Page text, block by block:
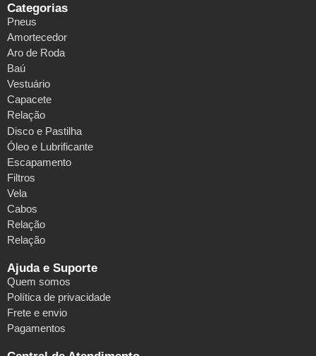
Categorias
Pneus
Amortecedor
Aro de Roda
Baú
Vestuário
Capacete
Relação
Disco e Pastilha
Óleo e Lubrificante
Escapamento
Filtros
Vela
Cabos
Relação
Relação
Ajuda e Suporte
Quem somos
Política de privacidade
Frete e envio
Pagamentos